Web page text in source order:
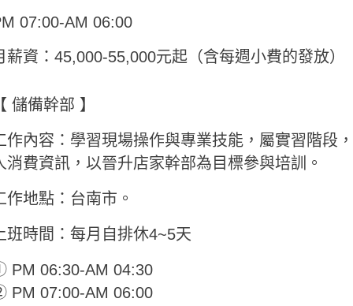
07:00-AM 06:00
薪資：45,000-55,000元起（含每週小費的發放）
儲備幹部 】
作內容：學習現場操作與專業技能，屬實習階段
消費資訊，以晉升店家幹部為目標參與培訓。
作地點：台南市。
班時間：每月自排休4~5天
PM 06:30-AM 04:30
PM 07:00-AM 06:00